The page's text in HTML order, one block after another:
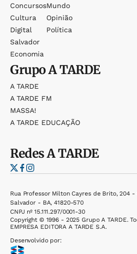
Concursos
Cultura
Digital
Salvador
Economia
Mundo
Opinião
Política
GrupoA TARDE
A TARDE
A TARDE FM
MASSA!
A TARDE EDUCAÇÃO
RedesA TARDE
Rua Professor Milton Cayres de Brito, 204 -
Salvador - BA, 41820-570
CNPJ nº 15.111.297/0001-30
Copyright © 1996 - 2025 Grupo A TARDE.
EMPRESA EDITORA A TARDE S.A.
Desenvolvido por: